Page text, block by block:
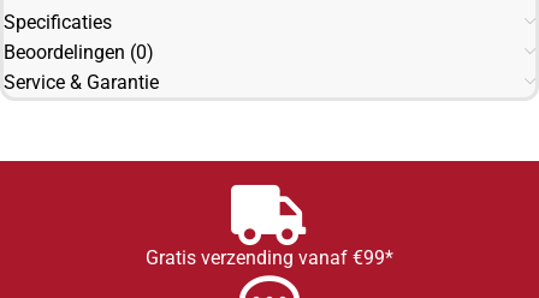
Specificaties
Beoordelingen (0)
Service & Garantie
Gratis verzending vanaf €99*